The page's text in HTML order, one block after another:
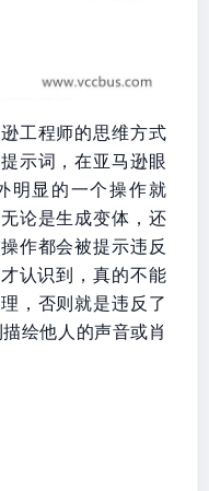
工程师的思维方式
示词，在亚马逊眼
明显的一个操作就
论是生成变体，还
作都会被提示违反
认识到，真的不能
，否则就是违反了
绘他人的声音或肖